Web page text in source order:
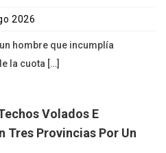
2026
hombre que incumplía
la cuota […]
Volados E
Tres Provincias Por Un